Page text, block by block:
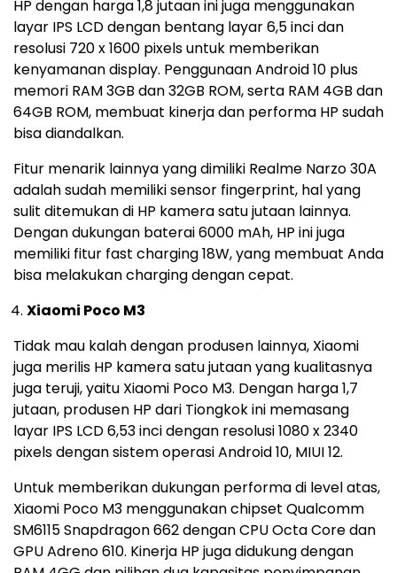
HP dengan harga 1,8 jutaan ini juga menggunakan
layar IPS LCD dengan bentang layar 6,5 inci dan
resolusi 720 x 1600 pixels untuk memberikan
kenyamanan display. Penggunaan Android 10 plus
memori RAM 3GB dan 32GB ROM, serta RAM 4GB dan
64GB ROM, membuat kinerja dan performa HP sudah
bisa diandalkan.
Fitur menarik lainnya yang dimiliki Realme Narzo 30A
adalah sudah memiliki sensor fingerprint, hal yang
sulit ditemukan di HP kamera satu jutaan lainnya.
Dengan dukungan baterai 6000 mAh, HP ini juga
memiliki fitur fast charging 18W, yang membuat Anda
bisa melakukan charging dengan cepat.
Xiaomi Poco M3
Tidak mau kalah dengan produsen lainnya, Xiaomi
juga merilis HP kamera satu jutaan yang kualitasnya
juga teruji, yaitu Xiaomi Poco M3. Dengan harga 1,7
jutaan, produsen HP dari Tiongkok ini memasang
layar IPS LCD 6,53 inci dengan resolusi 1080 x 2340
pixels dengan sistem operasi Android 10, MIUI 12.
Untuk memberikan dukungan performa di level atas,
Xiaomi Poco M3 menggunakan chipset Qualcomm
SM6115 Snapdragon 662 dengan CPU Octa Core dan
GPU Adreno 610. Kinerja HP juga didukung dengan